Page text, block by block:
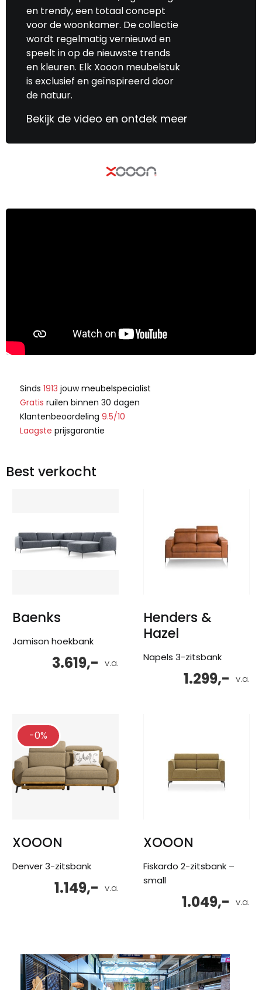
en trendy, een totaal concept
voor de woonkamer. De collectie
wordt regelmatig vernieuwd en
speelt in op de nieuwste trends
en kleuren. Elk Xooon meubelstuk
is exclusief en geïnspireerd door
de natuur.
Bekijk de video en ontdek meer
Sinds 1913 jouwmeubelspecialist
Gratis ruilen binnen 30 dagen
Klantenbeoordeling 9.5/10
Laagste prijsgarantie
Best verkocht
Baenks
Jamison hoekbank
v.a.
3.619,-
Henders &
Hazel
Napels 3-zitsbank
v.a.
1.299,-
-0%
XOOON
Denver 3-zitsbank
v.a.
1.149,-
XOOON
Fiskardo 2-zitsbank –
small
v.a.
1.049,-